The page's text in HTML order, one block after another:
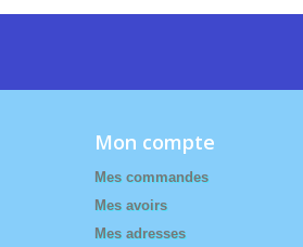
Mon compte
Mes commandes
Mes avoirs
Mes adresses